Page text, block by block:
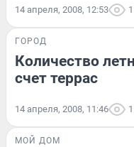
14 апреля, 2008, 12:53
ГОРОД
Количество
счет террас
14 апреля, 2008, 11:46
МОЙ ДОМ